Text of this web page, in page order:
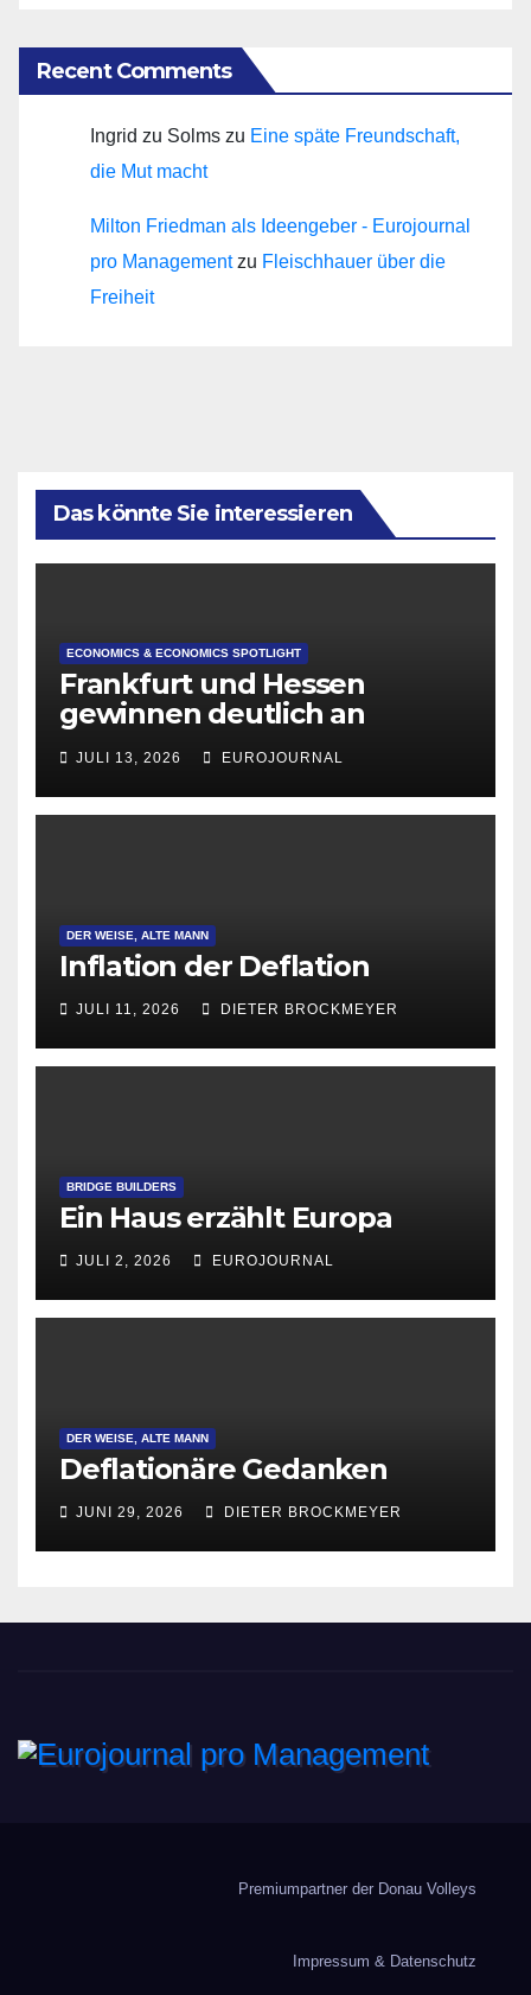
Recent Comments
Ingrid zu Solms zu Eine späte Freundschaft,
die Mut macht
Milton Friedman als Ideengeber - Eurojournal
pro Managementzu Fleischhauer über die
Freiheit
Das könnte Sie interessieren
ECONOMICS & ECONOMICS SPOTLIGHT
Frankfurt und Hessen
gewinnen deutlich an
Attraktivität für Startup-
Gründungen
JULI 13, 2026 EUROJOURNAL
DER WEISE, ALTE MANN
Inflation der Deflation
JULI 11, 2026 DIETER BROCKMEYER
BRIDGE BUILDERS
Ein Haus erzählt Europa
JULI 2, 2026 EUROJOURNAL
DER WEISE, ALTE MANN
Deflationäre Gedanken
JUNI 29, 2026 DIETER BROCKMEYER
Premiumpartner der Donau Volleys
Impressum & Datenschutz